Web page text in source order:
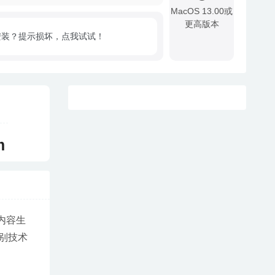
MacOS 13.00或
更高版本
？提示损坏，点我试试！
容生
技术